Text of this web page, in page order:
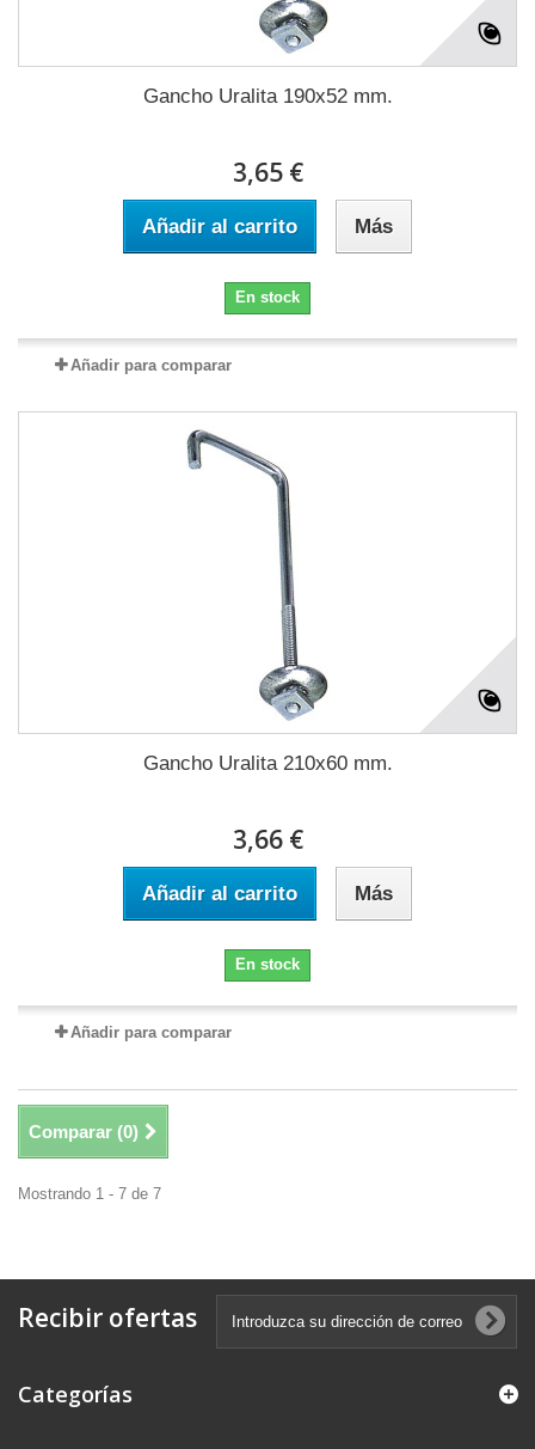
Gancho Uralita 190x52 mm.
3,65 €
Añadir al carrito Más
En stock
Añadir para comparar
Gancho Uralita 210x60 mm.
3,66 €
Añadir al carrito Más
En stock
Añadir para comparar
Comparar (0)
Mostrando 1 - 7 de 7
Recibir ofertas
Categorías